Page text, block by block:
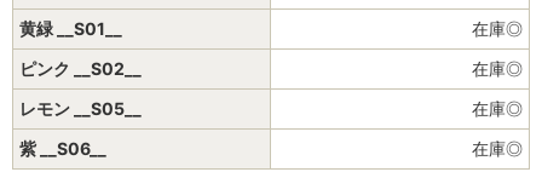
黄緑 __S01__
在庫◎
ピンク __S02__
在庫◎
レモン __S05__
在庫◎
紫 __S06__
在庫◎